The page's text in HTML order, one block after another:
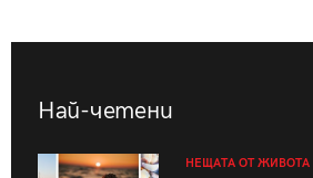
Най-четени
НЕЩАТА ОТ ЖИВОТА